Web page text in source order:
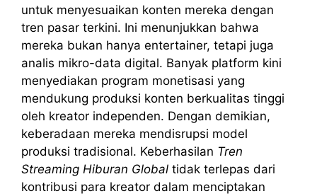
untuk menyesuaikan konten mereka dengan
tren pasar terkini. Ini menunjukkan bahwa
mereka bukan hanya entertainer, tetapi juga
analis mikro-data digital. Banyak platform kini
menyediakan program monetisasi yang
mendukung produksi konten berkualitas tinggi
oleh kreator independen. Dengan demikian,
keberadaan mereka mendisrupsi model
produksi tradisional. Keberhasilan Tren
Streaming Hiburan Global tidak terlepas dari
kontribusi para kreator dalam menciptakan